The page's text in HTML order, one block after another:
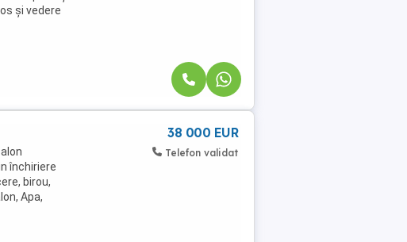
și vedere
închiriere
birou,
Apa,
38 000 EUR
Telefon validat